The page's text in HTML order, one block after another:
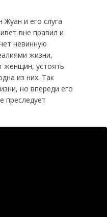
и его слуга
вне правил и
невинную
жизни,
женщин, устоять
из них. Так
но впереди его
преследует